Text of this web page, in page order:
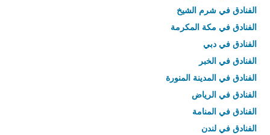
الفنادق في شرم الشيخ
الفنادق في مكة المكرمة
الفنادق في دبي
الفنادق في الخبر
الفنادق في المدينة المنورة
الفنادق في الرياض
الفنادق في المنامة
الفنادق في لندن